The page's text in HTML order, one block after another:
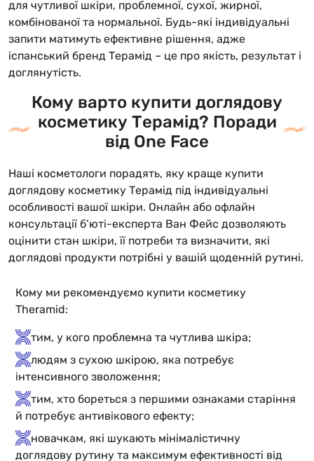
для чутливої шкіри, проблемної, сухої, жирної,
комбінованої та нормальної. Будь-які індивідуальні
запити матимуть ефективне рішення, адже
іспанський бренд Терамід – це про якість, результат і
доглянутість.
Кому варто купити доглядову
косметику Терамід? Поради
від One Face
Наші косметологи порадять, яку краще купити
доглядову косметику Терамід під індивідуальні
особливості вашої шкіри. Онлайн або офлайн
консультації б’юті-експерта Ван Фейс дозволяють
оцінити стан шкіри, її потреби та визначити, які
доглядові продукти потрібні у вашій щоденній рутині.
Кому ми рекомендуємо купити косметику
Theramid:
тим, у кого проблемна та чутлива шкіра;
людям з сухою шкірою, яка потребує
інтенсивного зволоження;
тим, хто бореться з першими ознаками старіння
й потребує антивікового ефекту;
новачкам, які шукають мінімалістичну
доглядову рутину та максимум ефективності від